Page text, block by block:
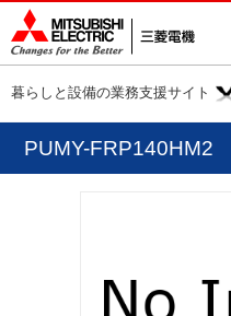
暮らしと設備の業務支援サイト
PUMY-FRP140HM2